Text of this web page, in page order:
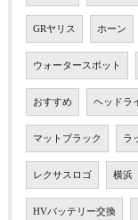
GRヤリス ホーン
ウォータースポット
おすすめ ヘッドラ
マットブラック ラ
レクサスロゴ 横浜
HVバッテリー交換